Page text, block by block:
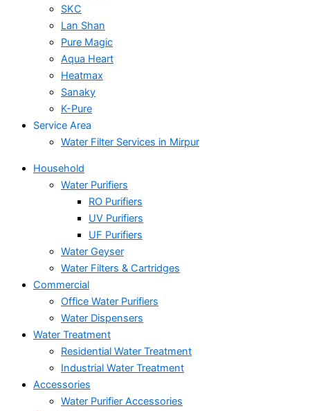
SKC
Lan Shan
Pure Magic
Aqua Heart
Heatmax
Sanaky
K-Pure
Service Area
Water Filter Services in Mirpur
Household
Water Purifiers
RO Purifiers
UV Purifiers
UF Purifiers
Water Geyser
Water Filters & Cartridges
Commercial
Office Water Purifiers
Water Dispensers
Water Treatment
Residential Water Treatment
Industrial Water Treatment
Accessories
Water Purifier Accessories